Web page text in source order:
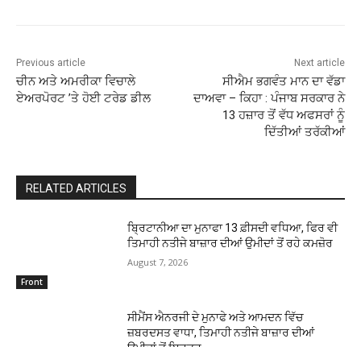
Previous article
ਚੀਨ ਅਤੇ ਅਮਰੀਕਾ ਵਿਚਾਲੇ
ਏਅਰਪੋਰਟ ’ਤੇ ਹੋਈ ਟਰੇਡ ਡੀਲ
Next article
ਸੀਐਮ ਭਗਵੰਤ ਮਾਨ ਦਾ ਵੱਡਾ
ਦਾਅਵਾ – ਕਿਹਾ : ਪੰਜਾਬ ਸਰਕਾਰ ਨੇ
13 ਹਜ਼ਾਰ ਤੋਂ ਵੱਧ ਅਫਸਰਾਂ ਨੂੰ
ਦਿੱਤੀਆਂ ਤਰੱਕੀਆਂ
RELATED ARTICLES
Front
ਬ੍ਰਿਟਾਨੀਆ ਦਾ ਮੁਨਾਫਾ 13 ਫ਼ੀਸਦੀ ਵਧਿਆ, ਫਿਰ ਵੀ
ਤਿਮਾਹੀ ਨਤੀਜੇ ਬਾਜ਼ਾਰ ਦੀਆਂ ਉਮੀਦਾਂ ਤੋਂ ਰਹੇ ਕਮਜ਼ੋਰ
August 7, 2026
ਸੀਮੈਂਸ ਐਨਰਜੀ ਦੇ ਮੁਨਾਫੇ ਅਤੇ ਆਮਦਨ ਵਿੱਚ
ਜ਼ਬਰਦਸਤ ਵਾਧਾ, ਤਿਮਾਹੀ ਨਤੀਜੇ ਬਾਜ਼ਾਰ ਦੀਆਂ